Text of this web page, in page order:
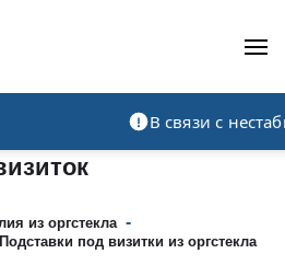
В связи с
из оргстекла -
Подставки под визитки из оргстекла